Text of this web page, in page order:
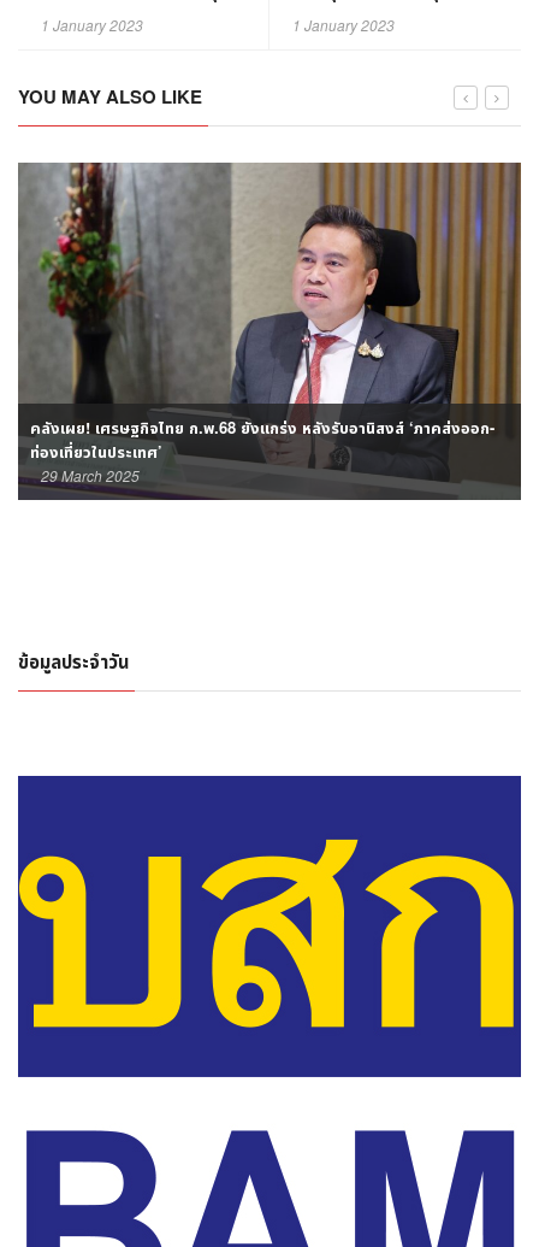
พนักงานเข้าออฟฟิศกับจ้าง
ชั่วคราว￼
1 January 2023 1 January 2023
YOU MAY ALSO LIKE
คลังเผย! เศรษฐกิจไทย ก.พ.68 ยังแกร่ง หลังรับอานิสงส์ ‘ภาคส่งออก-
ท่องเที่ยวในประเทศ’
29 March 2025
ข้อมูลประจำวัน